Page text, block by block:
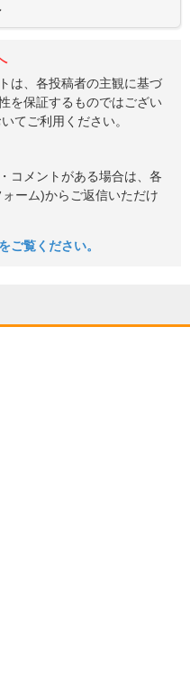
は、各投稿者の主観に基づ
を保証するものではござい
てご利用ください。
コメントがある場合は、各
ーム)からご返信いただけ
ご覧ください。